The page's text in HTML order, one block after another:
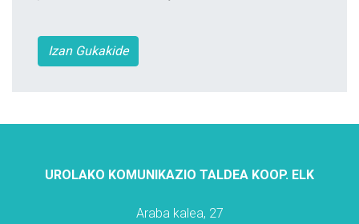
Izan Gukakide
UROLAKO KOMUNIKAZIO TALDEA KOOP. ELK
Araba kalea, 27